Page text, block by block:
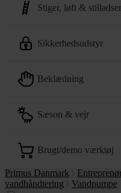
stiger, løft & stilladser
sikkerhedsudstyr
beklædning
sæson & vejr
brugt/demo værktøj
Primus Danmark
vandhåndtering
Vandpumpe